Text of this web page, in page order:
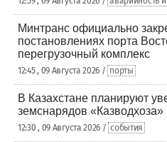
Минтранс официально
постановлениях порта
перегрузочный комплекс
12:45 , 09 Августа 2026 / порты
В Казахстане планируют
земснарядов «Казводхоза»
12:30 , 09 Августа 2026 / события